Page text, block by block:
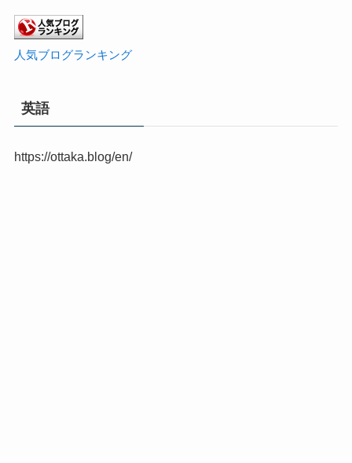
人気ブログランキング
英語
https://ottaka.blog/en/